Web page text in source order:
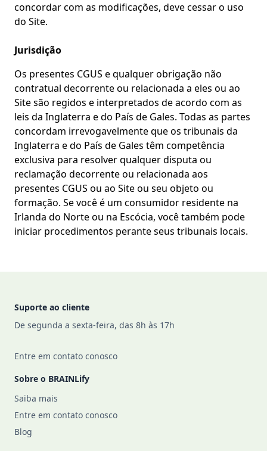
concordar com as modificações, deve cessar o uso
do Site.
Jurisdição
Os presentes CGUS e qualquer obrigação não
contratual decorrente ou relacionada a eles ou ao
Site são regidos e interpretados de acordo com as
leis da Inglaterra e do País de Gales. Todas as partes
concordam irrevogavelmente que os tribunais da
Inglaterra e do País de Gales têm competência
exclusiva para resolver qualquer disputa ou
reclamação decorrente ou relacionada aos
presentes CGUS ou ao Site ou seu objeto ou
formação. Se você é um consumidor residente na
Irlanda do Norte ou na Escócia, você também pode
iniciar procedimentos perante seus tribunais locais.
Suporte ao cliente
De segunda a sexta-feira, das 8h às 17h
Entre em contato conosco
Sobre o BRAINLify
Saiba mais
Entre em contato conosco
Blog